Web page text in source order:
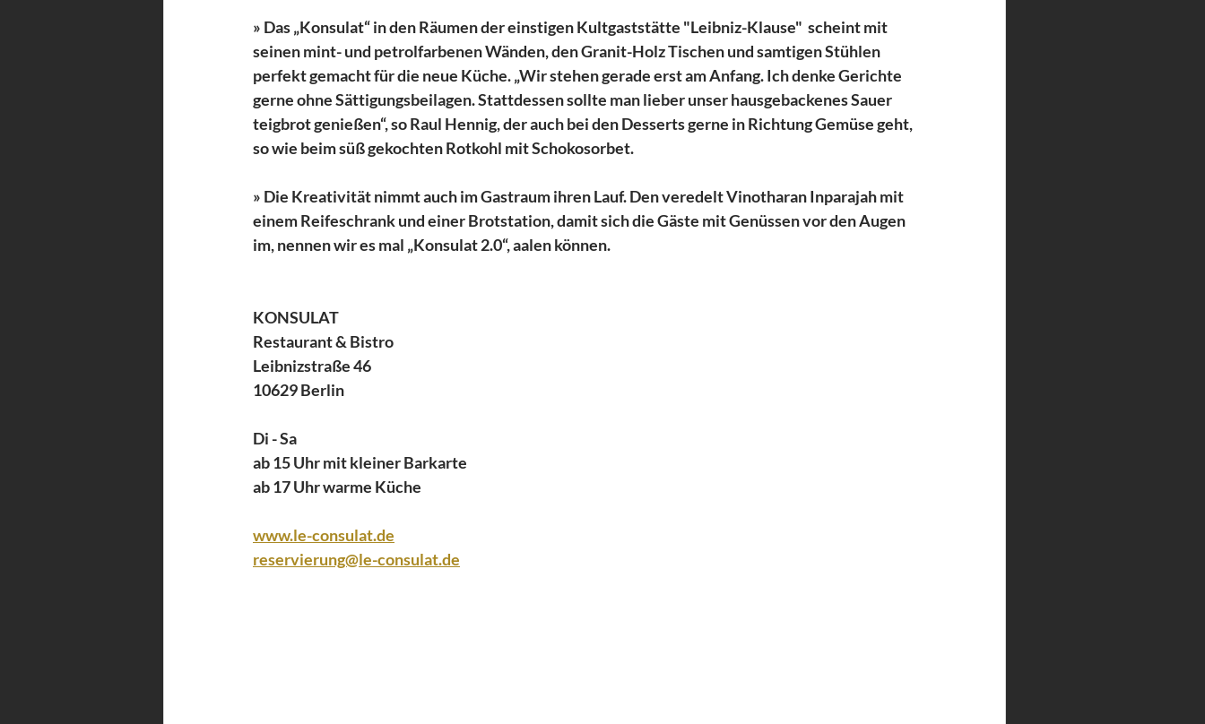
» Das „Konsulat“ in den Räumen der einstigen Kultgaststätte "Leibniz-Klause"  scheint mit
seinen mint- und petrolfarbenen Wänden, den Granit-Holz Tischen und samtigen Stühlen
perfekt gemacht für die neue Küche. „Wir stehen gerade erst am Anfang. Ich denke Gerichte
gerne ohne Sättigungsbeilagen. Stattdessen sollte man lieber unser hausgebackenes Sauer
teigbrot genießen“, so Raul Hennig, der auch bei den Desserts gerne in Richtung Gemüse geht,
so wie beim süß gekochten Rotkohl mit Schokosorbet.
» Die Kreativität nimmt auch im Gastraum ihren Lauf. Den veredelt Vinotharan Inparajah mit
einem Reifeschrank und einer Brotstation, damit sich die Gäste mit Genüssen vor den Augen
im, nennen wir es mal „Konsulat 2.0“, aalen können.
KONSULAT
Restaurant & Bistro
Leibnizstraße 46
10629 Berlin
Di - Sa
ab 15 Uhr mit kleiner Barkarte
ab 17 Uhr warme Küche
www.le-consulat.de
reservierung@le-consulat.de